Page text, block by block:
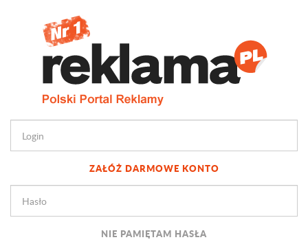
ZAŁÓŻ DARMOWE KONTO
NIE PAMIĘTAM HASŁA